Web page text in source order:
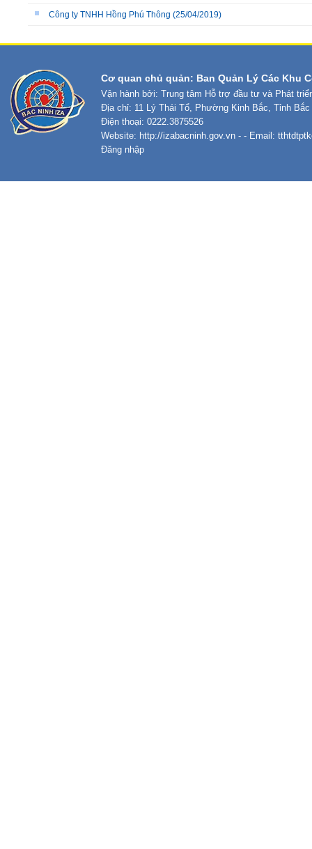
Công ty TNHH Hồng Phú Thông (25/04/2019)
Cơ quan chủ quản: Ban Quản Lý Các Khu
Vận hành bởi: Trung tâm Hỗ trợ đầu tư và Phát
Địa chỉ: 11 Lý Thái Tổ, Phường Kinh Bắc, Tỉnh Bắc
Điện thoại: 0222.3875526
Website: http://izabacninh.gov.vn - - Email:
Đăng nhập